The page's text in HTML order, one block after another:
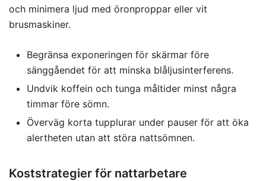
och minimera ljud med öronproppar eller vit
brusmaskiner.
Begränsa exponeringen för skärmar före
sänggåendet för att minska blåljusinterferens.
Undvik koffein och tunga måltider minst några
timmar före sömn.
Överväg korta tupplurar under pauser för att öka
alertheten utan att störa nattsömnen.
Koststrategier för nattarbetare